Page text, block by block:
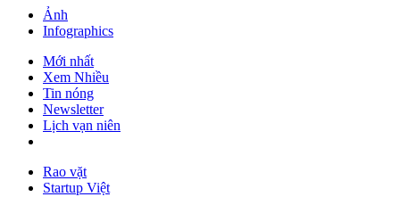
Ảnh
Infographics
Mới nhất
Xem Nhiều
Tin nóng
Newsletter
Lịch vạn niên
Rao vặt
Startup Việt